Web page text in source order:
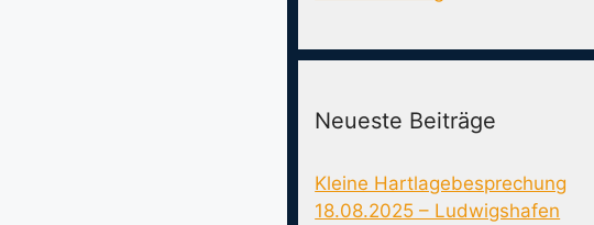
Neueste Beiträge
Kleine Hartlagebesprechung
18.08.2025 – Ludwigshafen